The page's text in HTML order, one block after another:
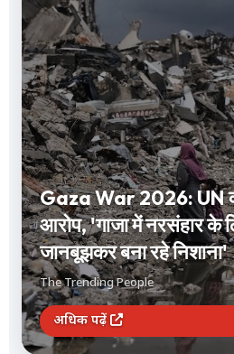
Short Term
के लिए करना है निवेश? FD
समेत ये 3 विकल्प देंगे बंपर
The Trending People
अधिक पढ़ें